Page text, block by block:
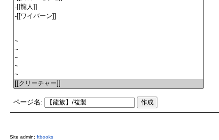
ページ名:
Site admin: ftbooks